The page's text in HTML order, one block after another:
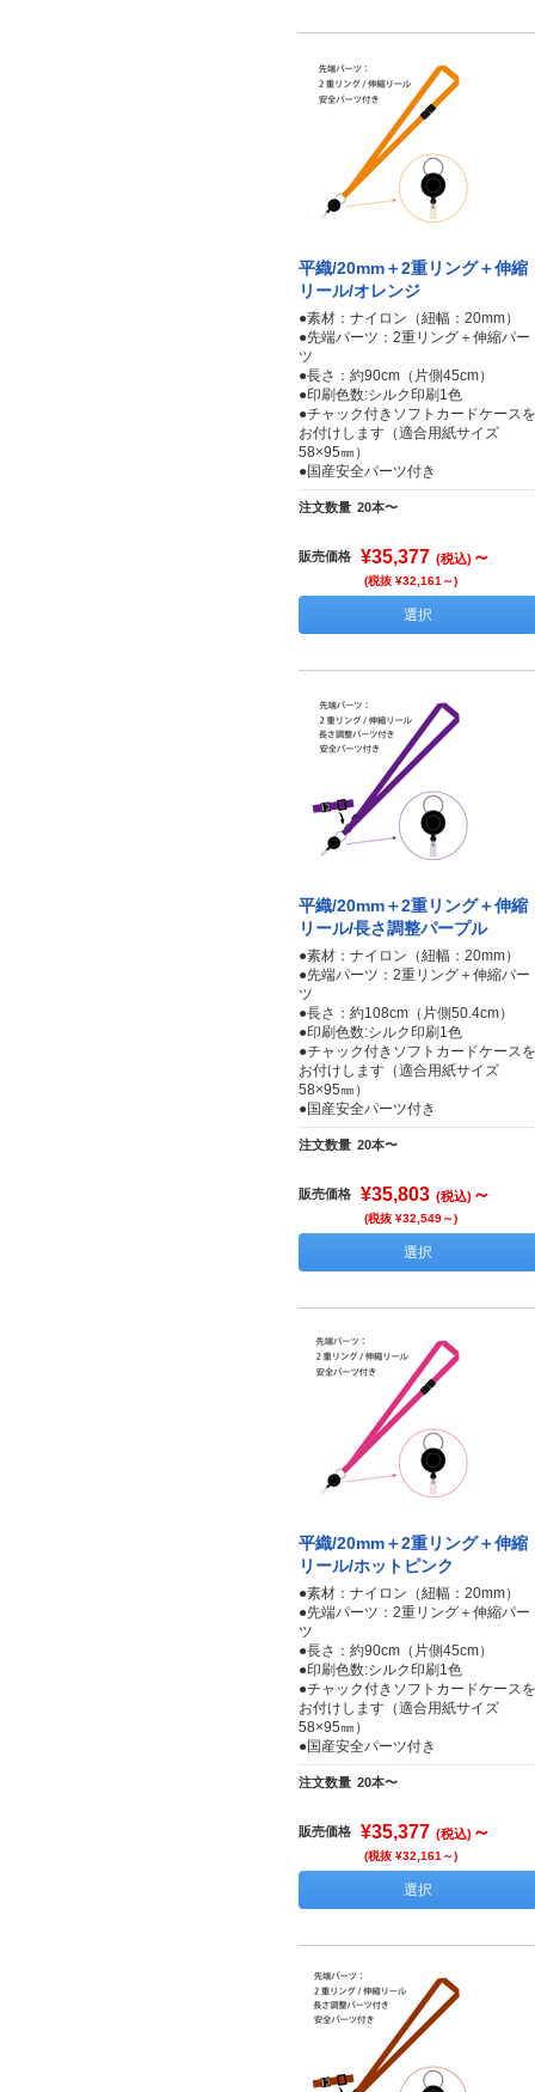
平織/20mm＋2重リング＋伸縮
リール/オレンジ
●素材：ナイロン（紐幅：20mm）
●先端パーツ：2重リング＋伸縮パー
ツ
●長さ：約90cm（片側45cm）
●印刷色数:シルク印刷1色
●チャック付きソフトカードケースを
お付けします（適合用紙サイズ
58×95㎜）
●国産安全パーツ付き
注文数量 20本〜
販売価格 ¥35,377 (税込) ～
(税抜 ¥32,161～)
選択
平織/20mm＋2重リング＋伸縮
リール/長さ調整パープル
●素材：ナイロン（紐幅：20mm）
●先端パーツ：2重リング＋伸縮パー
ツ
●長さ：約108cm（片側50.4cm）
●印刷色数:シルク印刷1色
●チャック付きソフトカードケースを
お付けします（適合用紙サイズ
58×95㎜）
●国産安全パーツ付き
注文数量 20本〜
販売価格 ¥35,803 (税込) ～
(税抜 ¥32,549～)
選択
平織/20mm＋2重リング＋伸縮
リール/ホットピンク
●素材：ナイロン（紐幅：20mm）
●先端パーツ：2重リング＋伸縮パー
ツ
●長さ：約90cm（片側45cm）
●印刷色数:シルク印刷1色
●チャック付きソフトカードケースを
お付けします（適合用紙サイズ
58×95㎜）
●国産安全パーツ付き
注文数量 20本〜
販売価格 ¥35,377 (税込) ～
(税抜 ¥32,161～)
選択